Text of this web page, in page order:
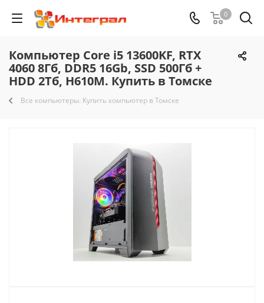
0
Компьютер Core i5 13600KF, RTX
4060 8Гб, DDR5 16Gb, SSD 500Гб +
HDD 2Тб, H610M. Купить в Томске
Все компьютеры. Купить компьютер в Томске